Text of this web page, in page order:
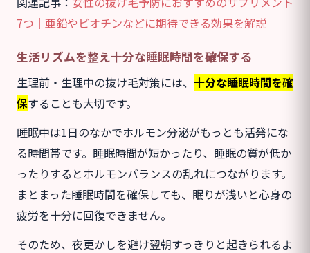
7つ｜亜鉛やビオチンなどに期待できる効果を解説
生活リズムを整え十分な睡眠時間を確保する
生理前・生理中の抜け毛対策には、 十分な睡眠時間を確
保することも大切です。
睡眠中は1日のなかでホルモン分泌がもっとも活発にな
る時間帯です。睡眠時間が短かったり、睡眠の質が低か
ったりするとホルモンバランスの乱れにつながります。
まとまった睡眠時間を確保しても、眠りが浅いと心身の
疲労を十分に回復できません。
そのため、夜更かしを避け翌朝すっきりと起きられるよ